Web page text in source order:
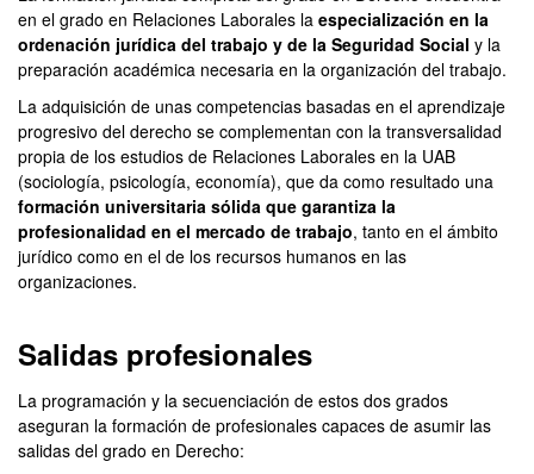
seconds
en el grado en Relaciones Laborales la especialización en la
ordenación jurídica del trabajo y de la Seguridad Social y la
preparación académica necesaria en la organización del trabajo.
La adquisición de unas competencias basadas en el aprendizaje
progresivo del derecho se complementan con la transversalidad
propia de los estudios de Relaciones Laborales en la UAB
(sociología, psicología, economía), que da como resultado una
formación universitaria sólida que garantiza la
profesionalidad en el mercado de trabajo, tanto en el ámbito
jurídico como en el de los recursos humanos en las
organizaciones.
Salidas profesionales
La programación y la secuenciación de estos dos grados
aseguran la formación de profesionales capaces de asumir las
salidas del grado en Derecho: